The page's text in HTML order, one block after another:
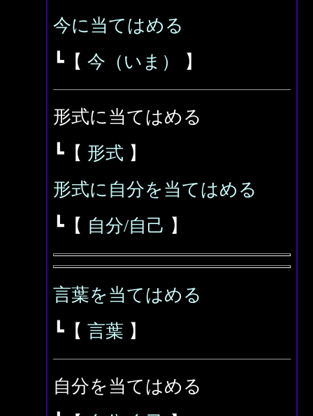
今に当てはめる
┗【 今（いま） 】
形式に当てはめる
┗【 形式 】
形式に自分を当てはめる
┗【 自分/自己 】
言葉を当てはめる
┗【 言葉 】
自分を当てはめる